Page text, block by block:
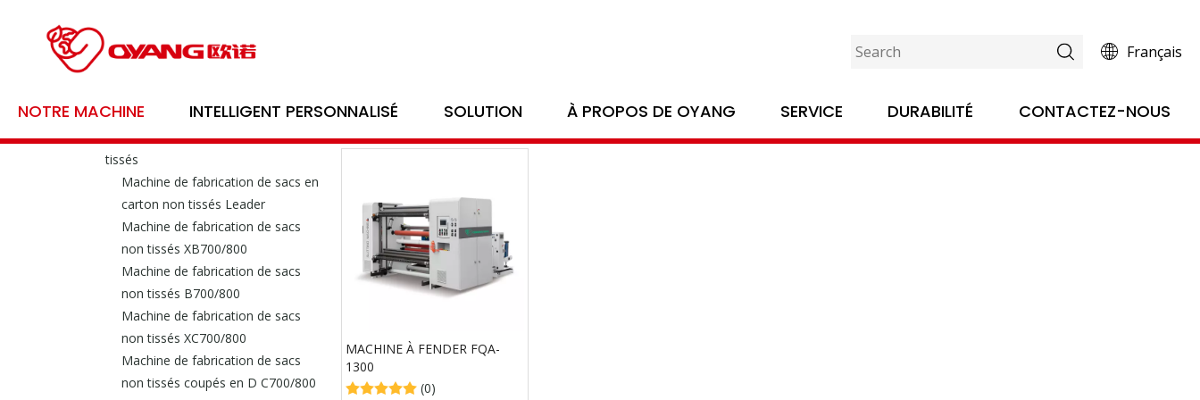
Français
NOTRE MACHINE INTELLIGENT PERSONNALISÉ SOLUTION À PROPOS DE OYANG SERVICE DURABILITÉ CONTACTEZ-NOUS
Série de machines de formation
Machine de fabrication de sacs non
tissés
Machine de fabrication de sacs en
carton non tissés Leader
Machine de fabrication de sacs
non tissés XB700/800
Machine de fabrication de sacs
non tissés B700/800
Machine de fabrication de sacs
non tissés XC700/800
Machine de fabrication de sacs
non tissés coupés en D C700/800
Machine à refendre les sacs en papier
MACHINE À FENDER FQA-
1300
(0)